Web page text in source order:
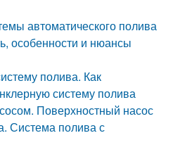
автоматического полива
особенности и нюансы
полива. Как
систему полива
Поверхностный насос
Система полива с